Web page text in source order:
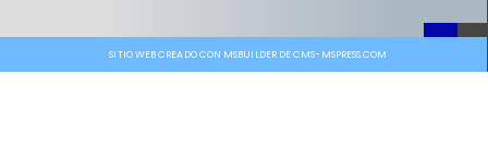
SITIO WEB CREADO CON MSBUILDER DE CMS-MSPRESS.COM